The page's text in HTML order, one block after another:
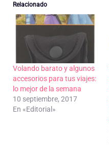
Relacionado
Volando barato y algunos
accesorios para tus viajes:
lo mejor de la semana
10 septiembre, 2017
En «Editorial»